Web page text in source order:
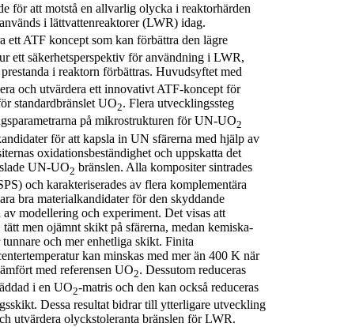
för att motstå en allvarlig olycka i reaktorhärden
i lättvattenreaktorer (LWR) idag.
ett ATF koncept som kan förbättra den lägre
ett säkerhetsperspektiv för användning i LWR,
i reaktorn förbättras. Huvudsyftet med
och utvärdera ett innovativt ATF-koncept för
standardbränslet UO2. Flera utvecklingssteg
på mikrostrukturen för UN-UO2
för att kapsla in UN sfärerna med hjälp av
oxidationsbeständighet och uppskatta det
UN-UO2 bränslen. Alla kompositer sintrades
och karakteriserades av flera komplementära
bra materialkandidater för den skyddande
modellering och experiment. Det visas att
men ojämnt skikt på sfärerna, medan kemiska-
och mer enhetliga skikt. Finita
kan minskas med mer än 400 K när
med referensen UO2. Dessutom reduceras
i en UO2-matris och den kan också reduceras
Dessa resultat bidrar till ytterligare utveckling
utvärdera olyckstoleranta bränslen för LWR.